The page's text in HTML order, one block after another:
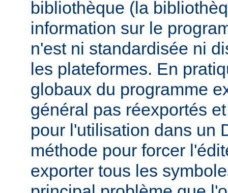
bibliothèque (la
information sur le
n'est ni standardisée ni
les plateformes. En
globaux du programme
général pas réexportés
pour l'utilisation dans un
méthode pour forcer
exporter tous les